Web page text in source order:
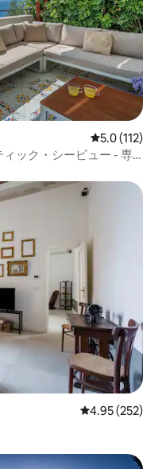
レビュー112
5.0 (112)
ック・シービュー - 専
レビュー252
4.95 (252)